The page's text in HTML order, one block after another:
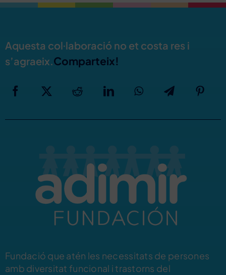
Aquesta col·laboració no et costa res i
s’agraeix.Comparteix!
Fundació que atén les necessitats de persones
amb diversitat funcional i trastorns del